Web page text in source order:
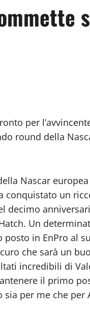
per
round della
Nascar
conquistato un
decimo
Un
in EnPro al
che sarà un
incredibili di
il primo
per me che per